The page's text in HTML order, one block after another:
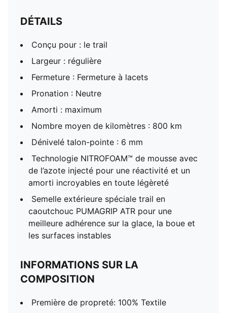
DÉTAILS
Conçu pour : le trail
Largeur : régulière
Fermeture : Fermeture à lacets
Pronation : Neutre
Amorti : maximum
Nombre moyen de kilomètres : 800 km
Dénivelé talon-pointe : 6 mm
Technologie NITROFOAM™ de mousse avec
de l’azote injecté pour une réactivité et un
amorti incroyables en toute légèreté
Semelle extérieure spéciale trail en
caoutchouc PUMAGRIP ATR pour une
meilleure adhérence sur la glace, la boue et
les surfaces instables
INFORMATIONS SUR LA
COMPOSITION
Première de propreté: 100% Textile